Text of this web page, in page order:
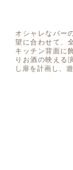
オシャレなバー
望に合わせて、
キッチン背面に
りお酒の映える
し扉を計画し、